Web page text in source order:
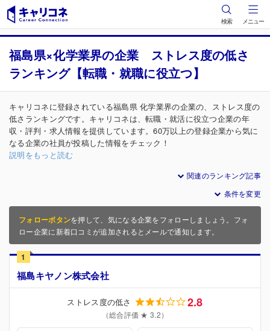
検索 メニュー
福島県×化学業界の企業 ストレス度の低さ
ランキング【転職・就職に役立つ】
キャリコネに登録されている福島県 化学業界の企業の、ストレス度の
低さランキングです。キャリコネは、転職・就活に役立つ企業の年
収・評判・求人情報を提供しています。60万以上の登録企業から気に
なる企業の社員が投稿した情報をチェック！
説明をもっと読む
関連のランキング記事
条件を変更
フォローボタンを押して、気になる企業をフォローしましょう。フォ
ロー企業に新着口コミが追加されるとメールで通知します。
1
福島キヤノン株式会社
ストレス度の低さ 2.8
（総合評価 ★ 3.2）